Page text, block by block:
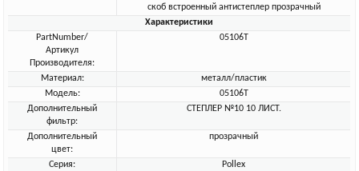
скоб встроенный антистеплер прозрачный
Характеристики
PartNumber/
Артикул
Производителя:
05106T
Материал:
металл/пластик
Модель:
05106T
Дополнительный
фильтр:
СТЕПЛЕР №10 10 ЛИСТ.
Дополнительный
цвет:
прозрачный
Серия:
Pollex